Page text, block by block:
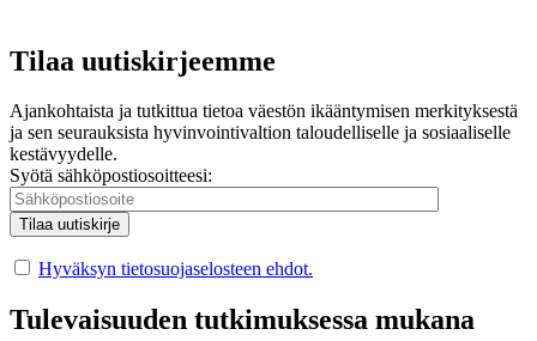
Tilaa uutiskirjeemme
Ajankohtaista ja tutkittua tietoa väestön ikääntymisen merkityksestä
ja sen seurauksista hyvinvointivaltion taloudelliselle ja sosiaaliselle
kestävyydelle.
Syötä sähköpostiosoitteesi:
Hyväksyn tietosuojaselosteen ehdot.
Tulevaisuuden tutkimuksessa mukana